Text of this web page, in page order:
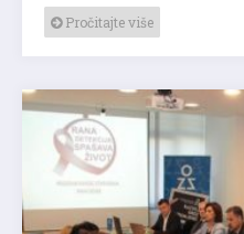
Pročitajte više